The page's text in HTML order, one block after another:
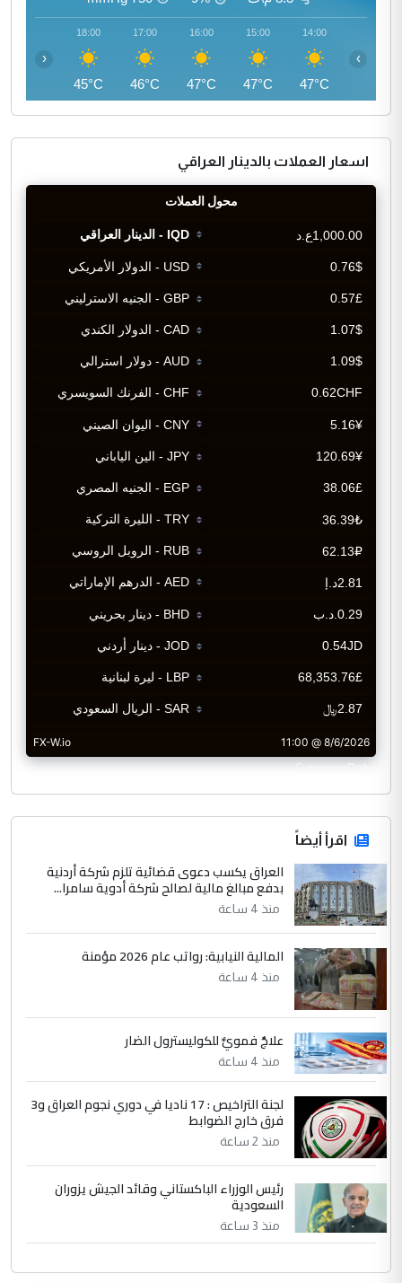
14:00
47°C
15:00
47°C
16:00
47°C
17:00
46°C
18:00
45°C
‹ ›
اسعار العملات بالدينار العراقي
CurrencyRate
اقرأ أيضاً
العراق يكسب دعوى قضائية تلزم شركة أردنية
بدفع مبالغ مالية لصالح شركة أدوية سامرا...
منذ 4 ساعة
المالية النيابية: رواتب عام 2026 مؤمنة
منذ 4 ساعة
علاجٌ فمويٌّ للكوليسترول الضار
منذ 4 ساعة
لجنة التراخيص : 17 ناديا في دوري نجوم العراق و3
فرق خارج الضوابط
منذ 2 ساعة
رئيس الوزراء الباكستاني وقائد الجيش يزوران
السعودية
منذ 3 ساعة